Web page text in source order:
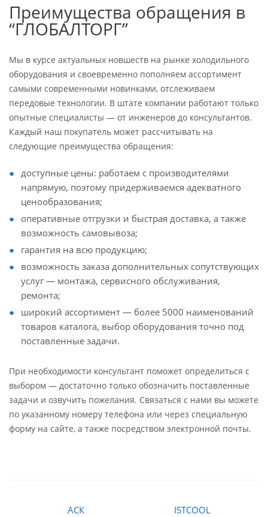
Преимущества обращения в
“ГЛОБАЛТОРГ”
Мы в курсе актуальных новшеств на рынке холодильного
оборудования и своевременно пополняем ассортимент
самыми современными новинками, отслеживаем
передовые технологии. В штате компании работают только
опытные специалисты — от инженеров до консультантов.
Каждый наш покупатель может рассчитывать на
следующие преимущества обращения:
доступные цены: работаем с производителями
напрямую, поэтому придерживаемся адекватного
ценообразования;
оперативные отгрузки и быстрая доставка, а также
возможность самовывоза;
гарантия на всю продукцию;
возможность заказа дополнительных сопутствующих
услуг — монтажа, сервисного обслуживания,
ремонта;
широкий ассортимент — более 5000 наименований
товаров каталога, выбор оборудования точно под
поставленные задачи.
При необходимости консультант поможет определиться с
выбором — достаточно только обозначить поставленные
задачи и озвучить пожелания. Связаться с нами вы можете
по указанному номеру телефона или через специальную
форму на сайте, а также посредством электронной почты.
АСК ISTCOOL